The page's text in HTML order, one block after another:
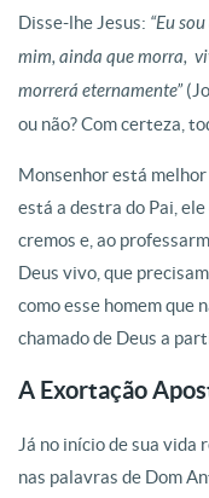
Disse-lhe Jesus: “Eu
mim, ainda que morra,
morrerá eternamente”
ou não? Com certeza,
Monsenhor está melhor
está a destra do Pai,
cremos e, ao
Deus vivo, que
como esse homem que
chamado de Deus a
A Exortação
Já no início de sua vida
nas palavras de Dom